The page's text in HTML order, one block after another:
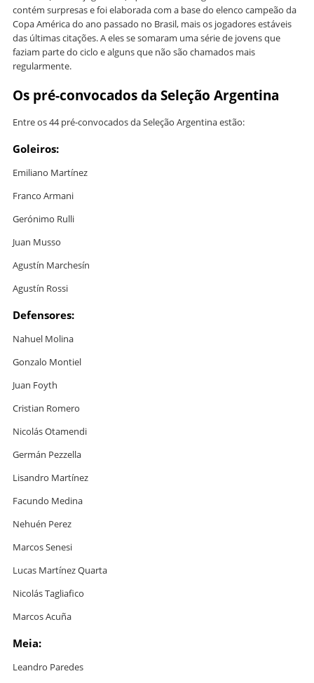
contém surpresas e foi elaborada com a base do elenco campeão da
Copa América do ano passado no Brasil, mais os jogadores estáveis ​​
das últimas citações. A eles se somaram uma série de jovens que
faziam parte do ciclo e alguns que não são chamados mais
regularmente.
Os pré-convocados da Seleção Argentina
Entre os 44 pré-convocados da Seleção Argentina estão:
Goleiros:
Emiliano Martínez
Franco Armani
Gerónimo Rulli
Juan Musso
Agustín Marchesín
Agustín Rossi
Defensores:
Nahuel Molina
Gonzalo Montiel
Juan Foyth
Cristian Romero
Nicolás Otamendi
Germán Pezzella
Lisandro Martínez
Facundo Medina
Nehuén Perez
Marcos Senesi
Lucas Martínez Quarta
Nicolás Tagliafico
Marcos Acuña
Meia:
Leandro Paredes